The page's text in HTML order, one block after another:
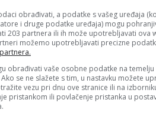
između Irana, Izraela i SAD-a:
i prijetnje globalnoj
ljudi iz Sjedinjenih Država
obrađivati, a podatke s vašeg uređaja
i druge podatke uređaja) mogu
203 partnera ili ih može upotrebljavati ova
možemo upotrebljavati precizne
obrađivati vaše osobne podatke na temelju
se ne slažete s tim, u nastavku možete
vezu pri dnu ove stranice ili na
pristankom ili povlačenje pristanka u